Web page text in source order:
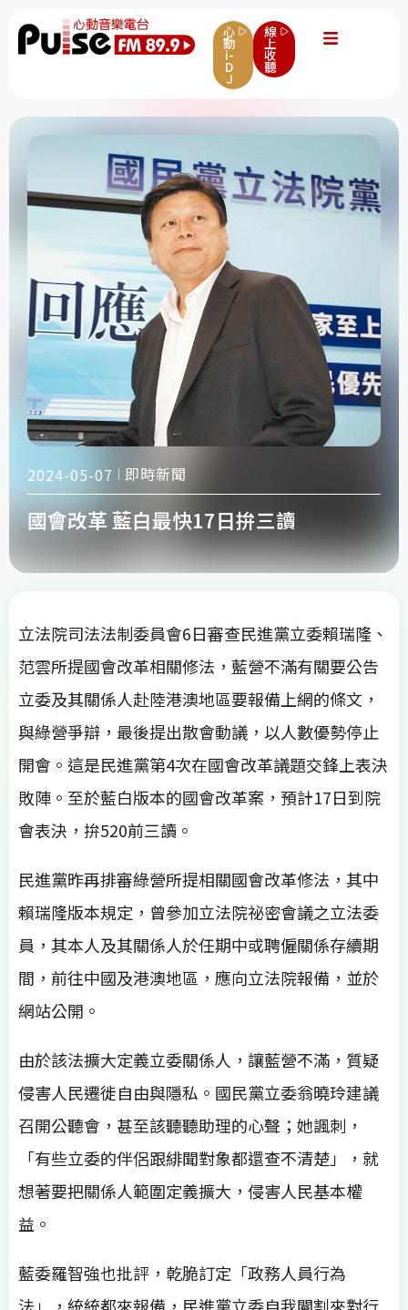
心
動
i-
D
J
線
上
收
聽
2024-05-07 即時新聞
國會改革 藍白最快17日拚三讀
立法院司法法制委員會6日審查民進黨立委賴瑞隆、
范雲所提國會改革相關修法，藍營不滿有關要公告
立委及其關係人赴陸港澳地區要報備上網的條文，
與綠營爭辯，最後提出散會動議，以人數優勢停止
開會。這是民進黨第4次在國會改革議題交鋒上表決
敗陣。至於藍白版本的國會改革案，預計17日到院
會表決，拚520前三讀。
民進黨昨再排審綠營所提相關國會改革修法，其中
賴瑞隆版本規定，曾參加立法院祕密會議之立法委
員，其本人及其關係人於任期中或聘僱關係存續期
間，前往中國及港澳地區，應向立法院報備，並於
網站公開。
由於該法擴大定義立委關係人，讓藍營不滿，質疑
侵害人民遷徙自由與隱私。國民黨立委翁曉玲建議
召開公聽會，甚至該聽聽助理的心聲；她諷刺，
「有些立委的伴侶跟緋聞對象都還查不清楚」，就
想著要把關係人範圍定義擴大，侵害人民基本權
益。
藍委羅智強也批評，乾脆訂定「政務人員行為
法」，統統都來報備，民進黨立委自我閹割來對行